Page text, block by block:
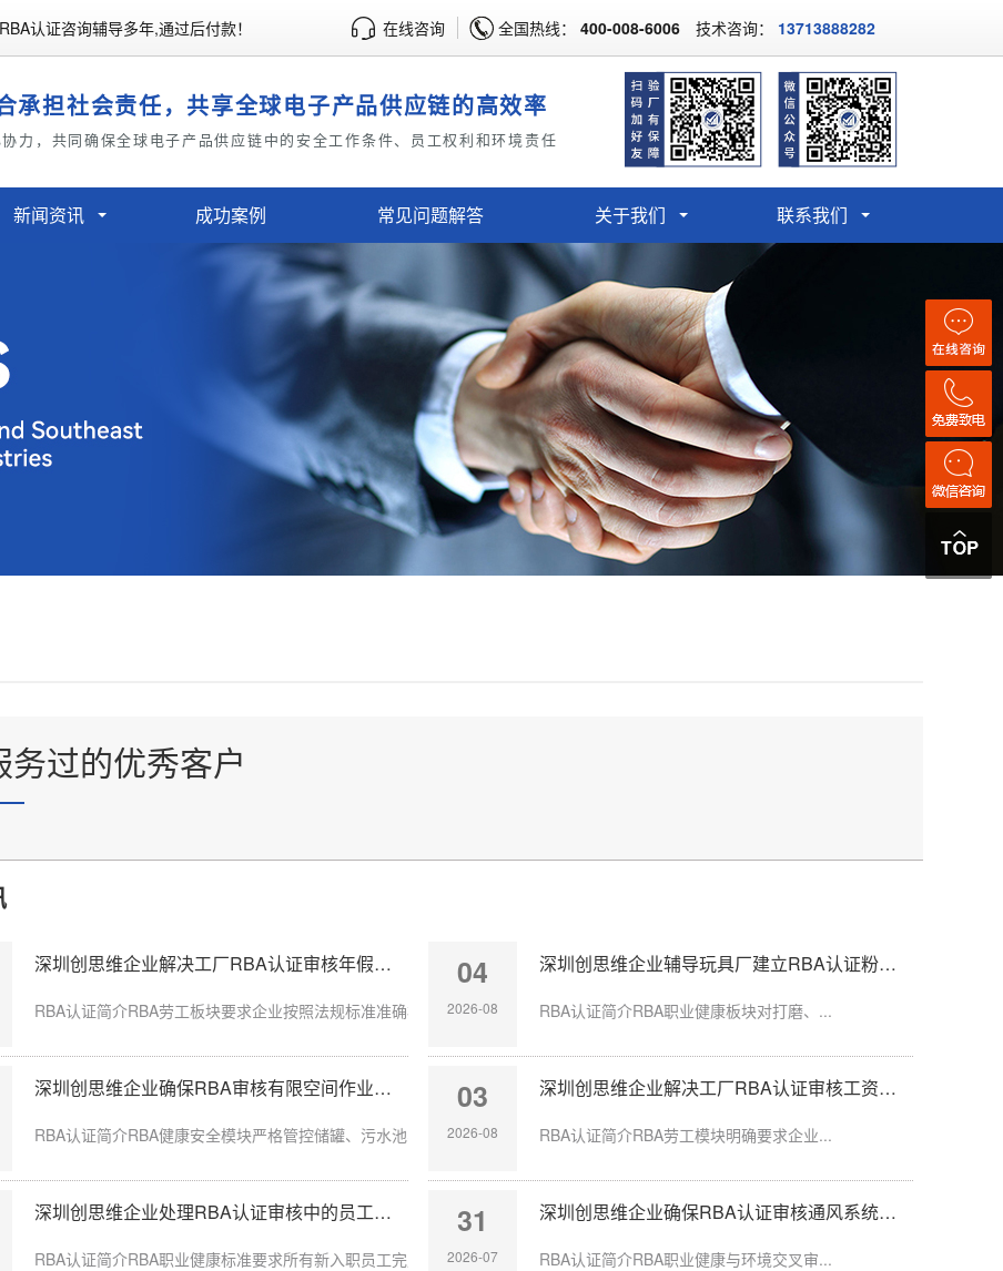
认证咨询辅导多年,通过后付款！ 在线咨询 全国热线： 400-008-6006 技术咨询： 13713888282
承担社会责任，共享全球电子产品供应链的高效率
力，共同确保全球电子产品供应链中的安全工作条件、员工权利和环境责任
新闻资讯 成功案例 常见问题解答 关于我们 联系我们
务过的优秀客户
深圳创思维企业解决工厂RBA认证审核年假计算不准确
RBA认证简介RBA劳工板块要求企业按照法规标准准确核算员工带薪年假，工龄认定、...
深圳创思维企业确保RBA审核有限空间作业安全达标
RBA认证简介RBA健康安全模块严格管控储罐、污水池、地下管沟等有限空间作业，通...
深圳创思维企业处理RBA认证审核中的员工入职体检缺失
RBA认证简介RBA职业健康标准要求所有新入职员工完成岗前体检，涉粉尘、化学品、...
04
2026-08
深圳创思维企业辅导玩具厂建立RBA认证粉尘防护体系
RBA认证简介RBA职业健康板块对打磨、...
03
2026-08
深圳创思维企业解决工厂RBA认证审核工资发放延迟问题
RBA认证简介RBA劳工模块明确要求企业...
31
2026-07
深圳创思维企业确保RBA认证审核通风系统运行记录完整
RBA认证简介RBA职业健康与环境交叉审...